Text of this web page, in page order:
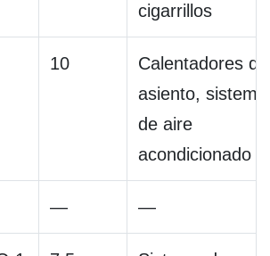
cigarrillos
10
Calentadores de
asiento, sistema
de aire
acondicionado
— —